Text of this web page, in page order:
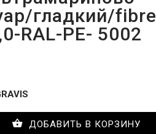
гладкий/fibre
RAL-PE- 5002
ДОБАВИТЬ В КОРЗИНУ